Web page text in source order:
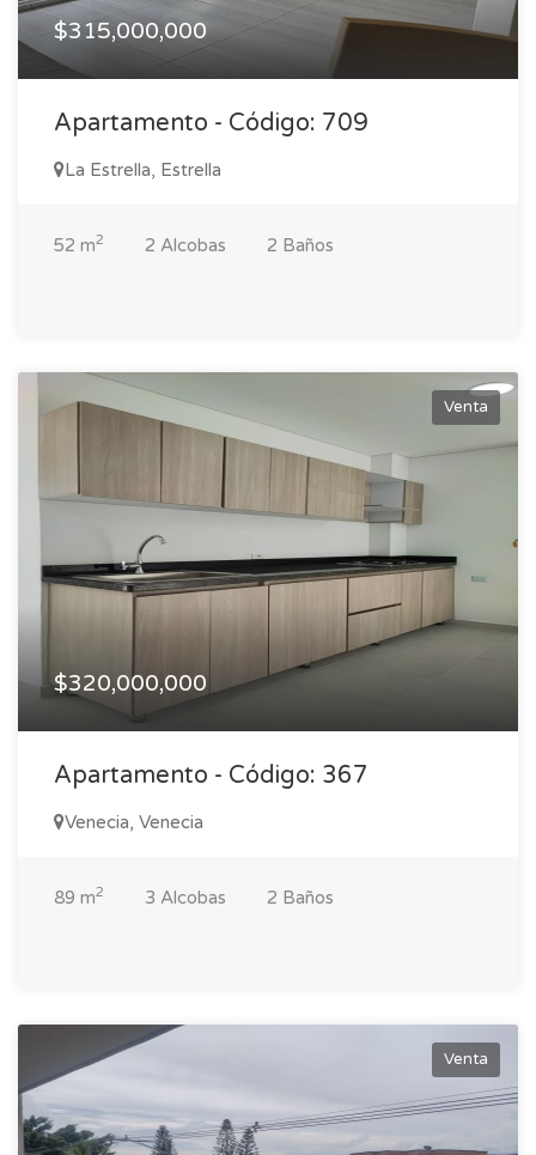
$315,000,000
Apartamento - Código: 709
La Estrella, Estrella
52 m2 2 Alcobas 2 Baños
Venta
$320,000,000
Apartamento - Código: 367
Venecia, Venecia
89 m2 3 Alcobas 2 Baños
Venta